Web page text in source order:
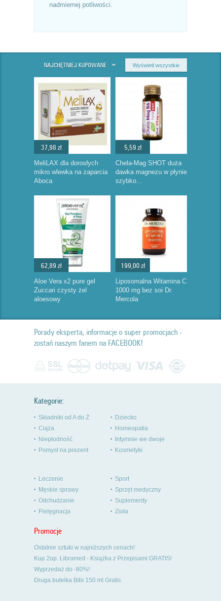
nadmiernej potliwości.
NAJCHĘTNIEJ KUPOWANE Wyświetl wszystkie
37,98 zł
MeliLAX dla dorosłych
mikro wlewka na zaparcia
Aboca
5,59 zł
Chela-Mag SHOT duża
dawka magnezu w płynie
szybko...
62,89 zł
Aloe Vera x2 pure gel
Zuccari czysty żel
aloesowy
199,00 zł
Liposomalna Witamina C
1000 mg bez soi Dr.
Mercola
Porady eksperta, informacje o super promocjach -
zostań naszym fanem na FACEBOOK!
Kategorie:
Składniki od A do Ż
Ciąża
Niepłodność
Pomysł na prezent
Dziecko
Homeopatia
Intymnie we dwoje
Kosmetyki
Leczenie
Męskie sprawy
Odchudzanie
Pielęgnacja
Sport
Sprzęt medyczny
Suplementy
Zioła
Promocje
Ostatnie sztuki w najniższych cenach!
Kup 2op. Libramed - Książka z Przepisami GRATIS!
Wyprzedaż do -80%!
Druga butelka Bibi 150 ml Gratis.